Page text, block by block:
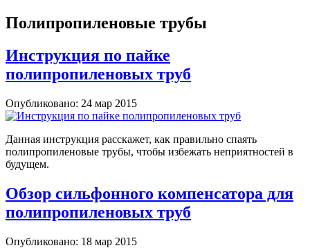
Полипропиленовые трубы
Инструкция по пайке
полипропиленовых труб
Опубликовано: 24 мар 2015
Данная инструкция расскажет, как правильно спаять
полипропиленовые трубы, чтобы избежать неприятностей в
будущем.
Обзор сильфонного компенсатора для
полипропиленовых труб
Опубликовано: 18 мар 2015